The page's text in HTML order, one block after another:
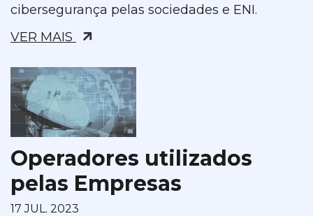
cibersegurança pelas sociedades e ENI.
VER MAIS
Operadores utilizados
pelas Empresas
17 JUL. 2023